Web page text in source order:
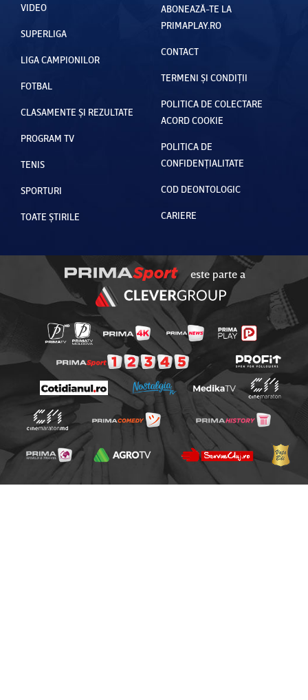
VIDEO
SUPERLIGA
LIGA CAMPIONILOR
FOTBAL
CLASAMENTE ȘI REZULTATE
PROGRAM TV
TENIS
SPORTURI
TOATE ȘTIRILE
ABONEAZĂ-TE LA
PRIMAPLAY.RO
CONTACT
TERMENI ȘI CONDIȚII
POLITICA DE COLECTARE
ACORD COOKIE
POLITICA DE
CONFIDENȚIALITATE
COD DEONTOLOGIC
CARIERE
este parte a